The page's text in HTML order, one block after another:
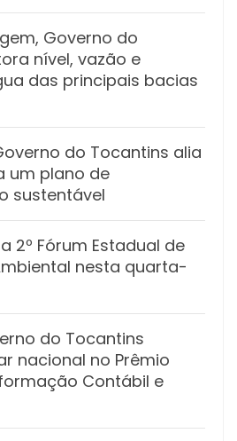
Governo do
nível, vazão e
das principais bacias
do Tocantins alia
um plano de
sustentável
2º Fórum Estadual de
nesta quarta-
do Tocantins
nacional no Prêmio
Contábil e